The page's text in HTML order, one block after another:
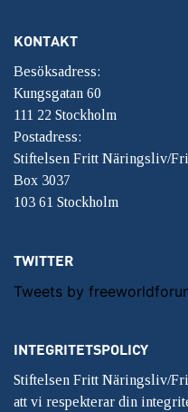
KONTAKT
Besöksadress:
Kungsgatan 60
111 22 Stockholm
Postadress:
Stiftelsen Fritt Näringsliv/
Box 3037
103 61 Stockholm
TWITTER
Tweets by
INTEGRITETSPOLICY
Stiftelsen Fritt Näringsliv/
att vi respekterar din